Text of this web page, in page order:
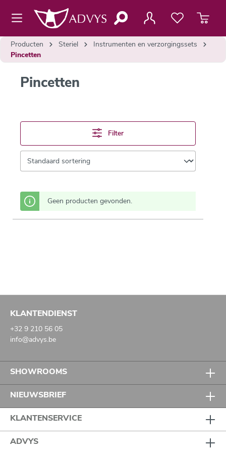
hoofdinhoud
Producten Steriel
Instrumenten en verzorgingssets
Pincetten
Pincetten
Filter
Geen producten gevonden.
KLANTENDIENST
+32 9 210 56 05
info@advys.be
SHOWROOMS
NIEUWSBRIEF
KLANTENSERVICE
ADVYS